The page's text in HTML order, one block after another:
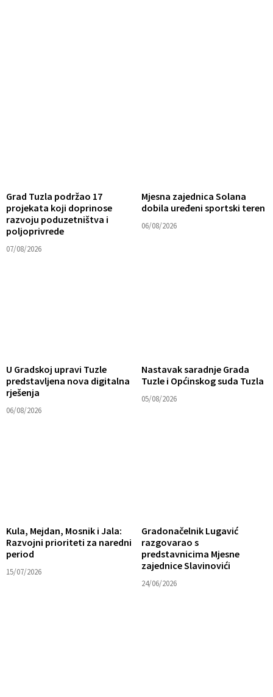
Grad Tuzla podržao 17
projekata koji doprinose
razvoju poduzetništva i
poljoprivrede
07/08/2026
Mjesna zajednica Solana
dobila uređeni sportski teren
06/08/2026
U Gradskoj upravi Tuzle
predstavljena nova digitalna
rješenja
06/08/2026
Nastavak saradnje Grada
Tuzle i Općinskog suda Tuzla
05/08/2026
Kula, Mejdan, Mosnik i Jala:
Razvojni prioriteti za naredni
period
15/07/2026
Gradonačelnik Lugavić
razgovarao s
predstavnicima Mjesne
zajednice Slavinovići
24/06/2026